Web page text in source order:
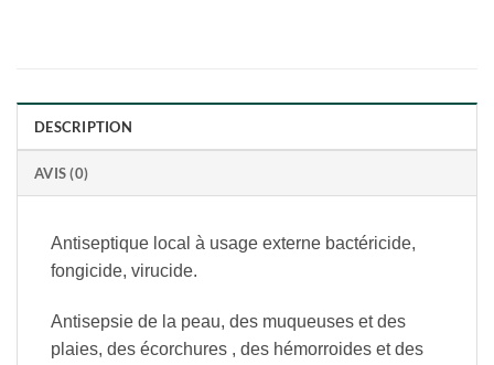
DESCRIPTION
AVIS (0)
Antiseptique local à usage externe bactéricide,
fongicide, virucide.
Antisepsie de la peau, des muqueuses et des
plaies, des écorchures , des hémorroides et des